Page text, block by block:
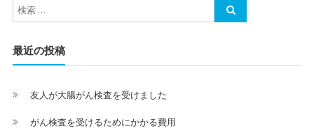
最近の投稿
友人が大腸がん検査を受けました
がん検査を受けるためにかかる費用